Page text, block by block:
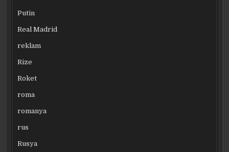
Putin
Real Madrid
reklam
Rize
Roket
roma
romanya
rus
Rusya